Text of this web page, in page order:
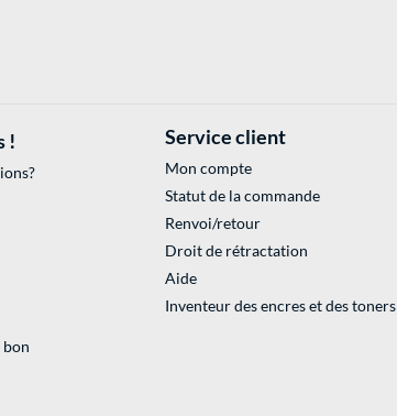
!
bon
Service client
Mon compte
Statut de la commande
Renvoi/retour
Droit de rétractation
Aide
Inventeur des encres et des toners